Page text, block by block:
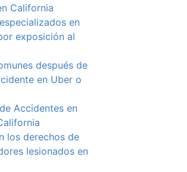
California
en
exposición al
después de
en Uber o
Accidentes en
los derechos de
lesionados en